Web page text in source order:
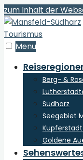
zum Inhalt der
Menu
Berg- &
Südharz
Seegebiet
Goldene